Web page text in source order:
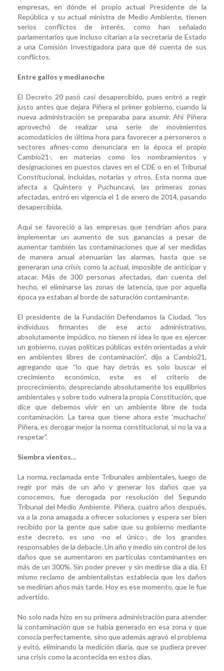
empresas, en dónde el propio actual Presidente de la
República y su actual ministra de Medio Ambiente, tienen
serios conflictos de interés, como han señalado
parlamentarios que incluso citarían a la secretaria de Estado
a una Comisión Investigadora para que dé cuenta de sus
conflictos.
Entre gallos y medianoche
El Decreto 20 pasó casi desapercibido, pues entró a regir
justo antes que dejara Piñera el primer gobierno, cuando la
nueva administración se preparaba para asumir. Ahí Piñera
aprovechó de realizar una serie de movimientos
acomodaticios de última hora para favorecer a personeros o
sectores afines-como denunciara en la época el propio
Cambio21-, en materias como los nombramientos y
designaciones en puestos claves en el CDE o en el Tribunal
Constitucional, incluidas, notarías y otros. Esta norma que
afecta a Quintero y Puchuncaví, las primeras zonas
afectadas, entró en vigencia el 1 de enero de 2014, pasando
desapercibida.
Aquí se favoreció a las empresas que tendrían años para
implementar un aumento de sus ganancias a pesar de
aumentar también las contaminaciones que al ser medidas
de manera anual atenuarían las alarmas, hasta que se
generaran una crisis como la actual, imposible de anticipar y
atacar. Más de 300 personas afectadas, dan cuenta del
hecho, el eliminarse las zonas de latencia, que por aquella
época ya estaban al borde de saturación contaminante.
El presidente de la Fundación Defendamos la Ciudad, “los
individuos firmantes de ese acto administrativo,
absolutamente impúdico, no tienen ni idea lo que es ejercer
un gobierno, cuyas políticas públicas estén orientadas a vivir
en ambientes libres de contaminación”, dijo a Cambio21,
agregando que “lo que hay detrás es solo buscar el
crecimiento económico, este es el criterio de
procrecimiento, despreciando absolutamente los equilibrios
ambientales y sobre todo vulnera la propia Constitución, que
dice que debemos vivir en un ambiente libre de toda
contaminación. La tarea que tiene ahora este ‘muchacho’
Piñera, es derogar mejor la norma constitucional, si no la va a
respetar”.
Siembra vientos…
La norma, reclamada ente Tribunales ambientales, luego de
regir por más de un año y generar los daños que ya
conocemos, fue derogada por resolución del Segundo
Tribunal del Medio Ambiente. Piñera, cuatro años después,
va a la zona amagada a ofrecer soluciones y espera ser bien
recibido por la gente que sabe que su gobierno mediante
este decreto, es uno -no el único-, de los grandes
responsables de la debacle. Un año y medio sin control de los
daños que se aumentaron en partículas contaminantes en
más de un 300%. Sin poder prever y sin medirse día a día. El
mismo reclamo de ambientalistas establecía que los daños
se medirían años más tarde. Hoy es ese momento, que le fue
advertido.
No solo nada hizo en su primera administración para atender
la contaminación que se había generado en esa zona y que
conocía perfectamente, sino que además agravó el problema
y evitó, eliminando la medición diaria, que se pudiera prever
una crisis como la acontecida en estos días.